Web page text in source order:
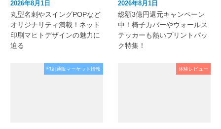
2026年8月1日
丸型名刺やスイングPOPなど
オリジナリティ満載！ネット
印刷マヒトデザインの魅力に
迫る
2026年8月1日
総額3億円還元キャンペーン
中！椅子カバーやウォールス
テッカーも熱いプリントパッ
ク特集！
印刷通販マーケット情報 体験レビュー